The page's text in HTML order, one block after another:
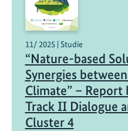
11/ 2025 | Studie
“Nature-based
Synergies
Climate” –
Track II Dialogue
Cluster 4